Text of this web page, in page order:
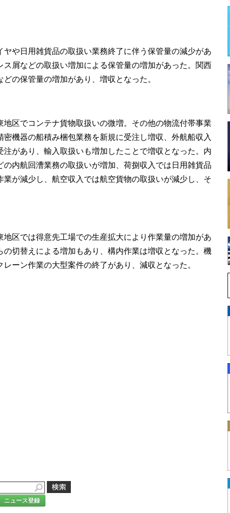
や日用雑貨品の取扱い業務終了に伴う保管量の減少があ
ス屑などの取扱い増加による保管量の増加があった。関西
の保管量の増加があり、増収となった。
区でコンテナ貨物取扱いの微増。その他の物流付帯事業
機器の船積み梱包業務を新規に受注し増収、外航船収入
があり、輸入取扱いも増加したことで増収となった。内
内航回漕業務の取扱いが増加、荷捌収入では日用雑貨品
が減少し、航空収入では航空貨物の取扱いが減少し、そ
区では得意先工場での生産拡大により作業量の増加があ
の切替えによる増加もあり、構内作業は増収となった。機
ーン作業の大型案件の終了があり、減収となった。
ニュース登録